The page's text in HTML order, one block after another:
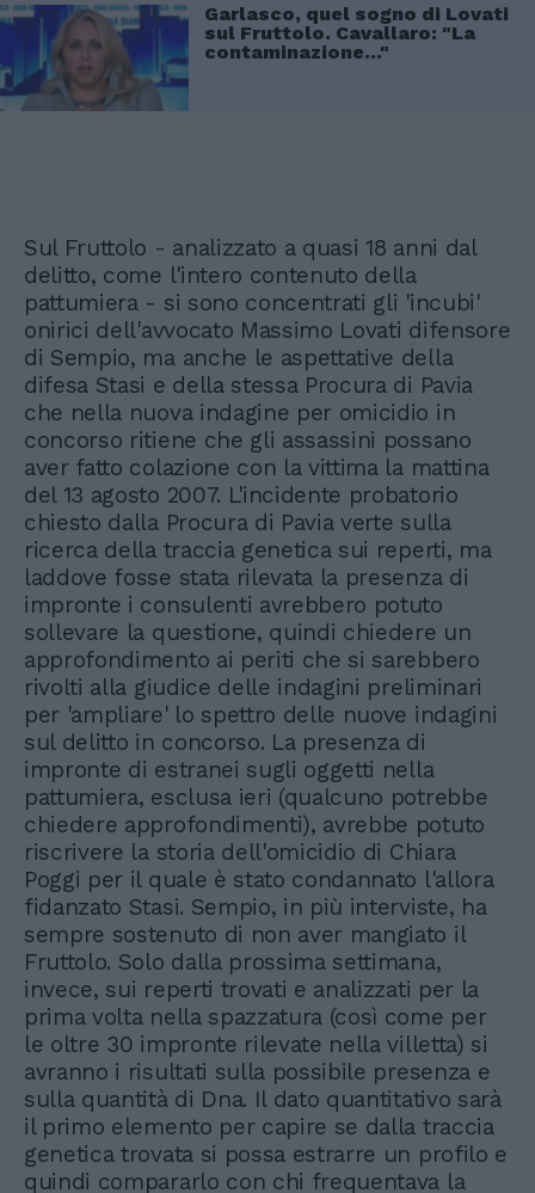
Garlasco, quel sogno di Lovati
sul Fruttolo. Cavallaro: "La
contaminazione..."
Sul Fruttolo - analizzato a quasi 18 anni dal
delitto, come l'intero contenuto della
pattumiera - si sono concentrati gli 'incubi'
onirici dell'avvocato Massimo Lovati difensore
di Sempio, ma anche le aspettative della
difesa Stasi e della stessa Procura di Pavia
che nella nuova indagine per omicidio in
concorso ritiene che gli assassini possano
aver fatto colazione con la vittima la mattina
del 13 agosto 2007. L'incidente probatorio
chiesto dalla Procura di Pavia verte sulla
ricerca della traccia genetica sui reperti, ma
laddove fosse stata rilevata la presenza di
impronte i consulenti avrebbero potuto
sollevare la questione, quindi chiedere un
approfondimento ai periti che si sarebbero
rivolti alla giudice delle indagini preliminari
per 'ampliare' lo spettro delle nuove indagini
sul delitto in concorso. La presenza di
impronte di estranei sugli oggetti nella
pattumiera, esclusa ieri (qualcuno potrebbe
chiedere approfondimenti), avrebbe potuto
riscrivere la storia dell'omicidio di Chiara
Poggi per il quale è stato condannato l'allora
fidanzato Stasi. Sempio, in più interviste, ha
sempre sostenuto di non aver mangiato il
Fruttolo. Solo dalla prossima settimana,
invece, sui reperti trovati e analizzati per la
prima volta nella spazzatura (così come per
le oltre 30 impronte rilevate nella villetta) si
avranno i risultati sulla possibile presenza e
sulla quantità di Dna. Il dato quantitativo sarà
il primo elemento per capire se dalla traccia
genetica trovata si possa estrarre un profilo e
quindi compararlo con chi frequentava la